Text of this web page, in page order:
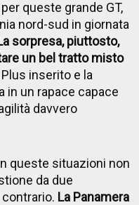
queste grande GT,
nord-sud in giornata
sorpresa, piuttosto,
un bel tratto misto
inserito e la
in un rapace capace
davvero
queste situazioni non
da due
La Panamera